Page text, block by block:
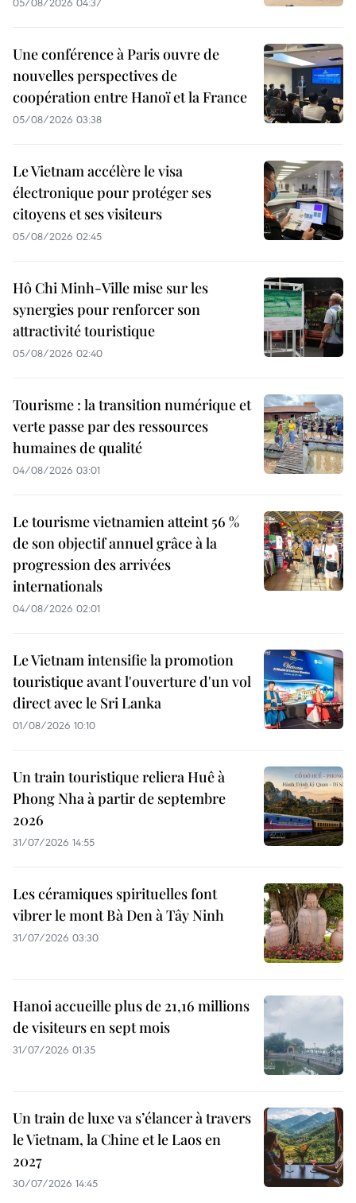
Une conférence à Paris ouvre de
nouvelles perspectives de
coopération entre Hanoï et la France
05/08/2026 03:38
Le Vietnam accélère le visa
électronique pour protéger ses
citoyens et ses visiteurs
05/08/2026 02:45
Hô Chi Minh-Ville mise sur les
synergies pour renforcer son
attractivité touristique
05/08/2026 02:40
Tourisme : la transition numérique et
verte passe par des ressources
humaines de qualité
04/08/2026 03:01
Le tourisme vietnamien atteint 56 %
de son objectif annuel grâce à la
progression des arrivées
internationals
04/08/2026 02:01
Le Vietnam intensifie la promotion
touristique avant l'ouverture d'un vol
direct avec le Sri Lanka
01/08/2026 10:10
Un train touristique reliera Huê à
Phong Nha à partir de septembre
2026
31/07/2026 14:55
Les céramiques spirituelles font
vibrer le mont Bà Den à Tây Ninh
31/07/2026 03:30
Hanoi accueille plus de 21,16 millions
de visiteurs en sept mois ​
31/07/2026 01:35
Un train de luxe va s’élancer à travers
le Vietnam, la Chine et le Laos en
2027
30/07/2026 14:45